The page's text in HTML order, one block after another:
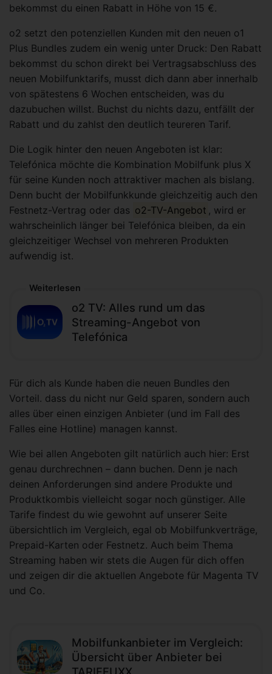
bekommst du einen Rabatt in Höhe von 15 €.
o2 setzt den potenziellen Kunden mit den neuen o1
Plus Bundles zudem ein wenig unter Druck: Den Rabatt
bekommst du schon direkt bei Vertragsabschluss des
neuen Mobilfunktarifs, musst dich dann aber innerhalb
von spätestens 6 Wochen entscheiden, was du
dazubuchen willst. Buchst du nichts dazu, entfällt der
Rabatt und du zahlst den deutlich teureren Tarif.
Die Logik hinter den neuen Angeboten ist klar:
Telefónica möchte die Kombination Mobilfunk plus X
für seine Kunden noch attraktiver machen als bislang.
Denn bucht der Mobilfunkkunde gleichzeitig auch den
Festnetz-Vertrag oder das o2-TV-Angebot , wird er
wahrscheinlich länger bei Telefónica bleiben, da ein
gleichzeitiger Wechsel von mehreren Produkten
aufwendig ist.
Weiterlesen
o2 TV: Alles rund um das
Streaming-Angebot von
Telefónica
Für dich als Kunde haben die neuen Bundles den
Vorteil. dass du nicht nur Geld sparen, sondern auch
alles über einen einzigen Anbieter (und im Fall des
Falles eine Hotline) managen kannst.
Wie bei allen Angeboten gilt natürlich auch hier: Erst
genau durchrechnen – dann buchen. Denn je nach
deinen Anforderungen sind andere Produkte und
Produktkombis vielleicht sogar noch günstiger. Alle
Tarife findest du wie gewohnt auf unserer Seite
übersichtlich im Vergleich, egal ob Mobilfunkverträge,
Prepaid-Karten oder Festnetz. Auch beim Thema
Streaming haben wir stets die Augen für dich offen
und zeigen dir die aktuellen Angebote für Magenta TV
und Co.
Mobilfunkanbieter im Vergleich:
Übersicht über Anbieter bei